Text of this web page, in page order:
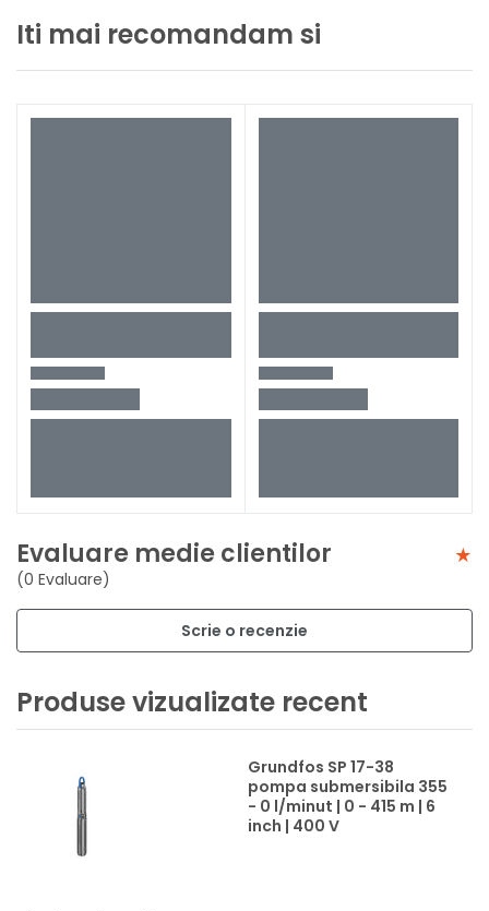
Iti mai recomandam si
Evaluare medie clientilor
(0 Evaluare)
Scrie o recenzie
Produse vizualizate recent
Grundfos SP 17-38
pompa submersibila 355
- 0 l/minut | 0 - 415 m | 6
inch | 400 V